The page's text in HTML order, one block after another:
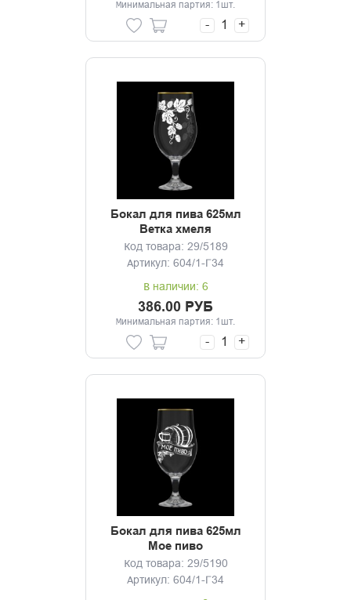
Минимальная партия: 1шт.
- +
Бокал для пива 625мл
Ветка хмеля
Код товара: 29/5189
Артикул: 604/1-Г34
В наличии: 6
386.00 РУБ
Минимальная партия: 1шт.
- +
Бокал для пива 625мл
Мое пиво
Код товара: 29/5190
Артикул: 604/1-Г34